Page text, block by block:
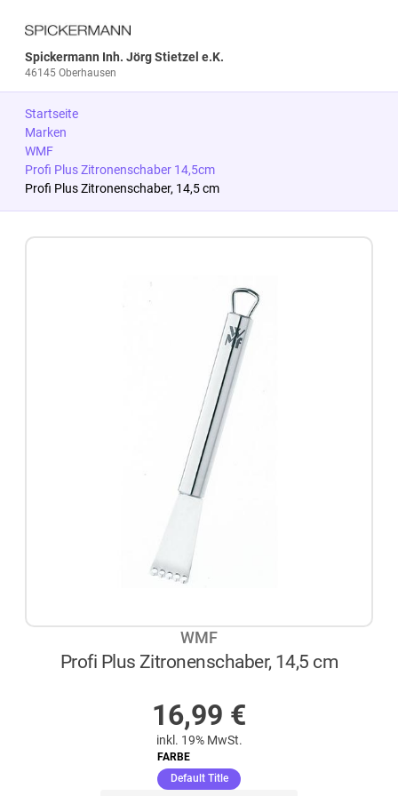
Spickermann Inh. Jörg Stietzel e.K.
46145 Oberhausen
Startseite
Marken
WMF
Profi Plus Zitronenschaber 14,5cm
Profi Plus Zitronenschaber, 14,5 cm
WMF
Profi Plus Zitronenschaber, 14,5 cm
16,99 €
inkl. 19% MwSt.
FARBE
Default Title(ausgewählt)